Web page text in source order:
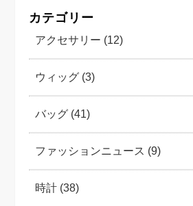
カテゴリー
アクセサリー (12)
ウィッグ (3)
バッグ (41)
ファッションニュース (9)
時計 (38)